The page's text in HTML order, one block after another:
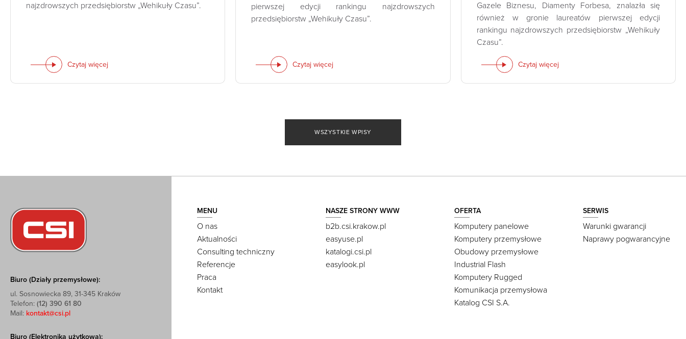
najzdrowszych przedsiębiorstw „Wehikuły Czasu”.
Czytaj więcej
pierwszej edycji rankingu najzdrowszych
przedsiębiorstw „Wehikuły Czasu”.
Czytaj więcej
Gazele Biznesu, Diamenty Forbesa, znalazła się
również w gronie laureatów pierwszej edycji
rankingu najzdrowszych przedsiębiorstw „Wehikuły
Czasu”.
Czytaj więcej
WSZYSTKIE WPISY
Biuro (Działy przemysłowe):
ul. Sosnowiecka 89, 31-345 Kraków
Telefon: (12) 390 61 80
Mail: kontakt@csi.pl
Biuro (Elektronika użytkowa):
MENU
O nas
Aktualności
Consulting techniczny
Referencje
Praca
Kontakt
NASZE STRONY WWW
b2b.csi.krakow.pl
easyuse.pl
katalogi.csi.pl
easylook.pl
OFERTA
Komputery panelowe
Komputery przemysłowe
Obudowy przemysłowe
Industrial Flash
Komputery Rugged
Komunikacja przemysłowa
Katalog CSI S.A.
SERWIS
Warunki gwarancji
Naprawy pogwarancyjne